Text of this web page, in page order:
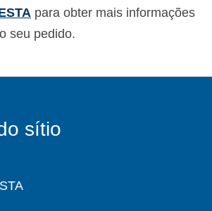
para obter mais informações
seu pedido.
sítio